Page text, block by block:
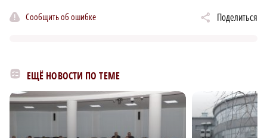
Сообщить об ошибке Поделиться
ЕЩЁ НОВОСТИ ПО ТЕМЕ